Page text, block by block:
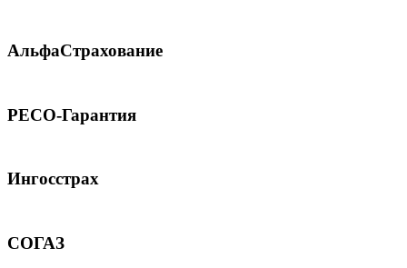
АльфаСтрахование
РЕСО-Гарантия
Ингосстрах
СОГАЗ